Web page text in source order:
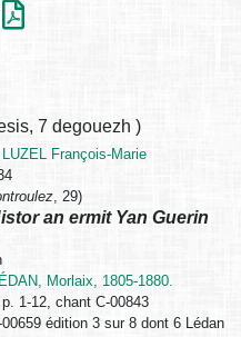
, 7 degouezh )
LUZEL François-Marie
, 29)
an ermit Yan Guerin
Morlaix, 1805-1880.
1-12, chant C-00843
édition 3 sur 8 dont 6 Lédan